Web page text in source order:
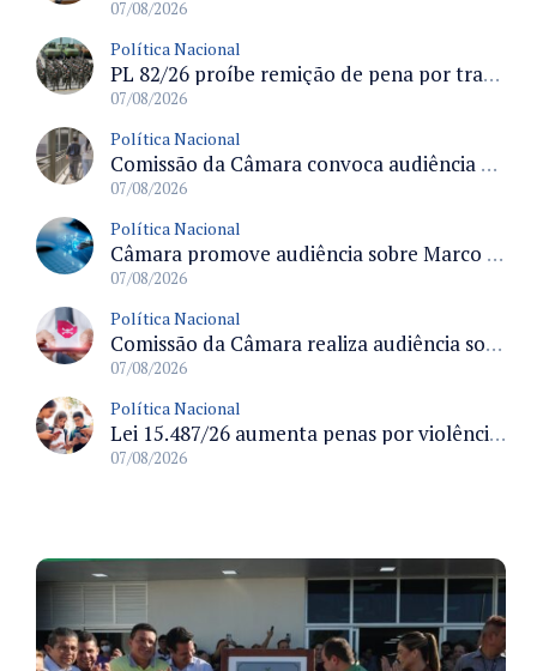
07/08/2026
Política Nacional
PL 82/26 proíbe remição de pena por trabalho em funções militares para condenados por crimes contra o Estado Democrático de Direito
07/08/2026
Política Nacional
Comissão da Câmara convoca audiência para discutir misoginia nas escolas e universidades após divulgação de listas misóginas
07/08/2026
Política Nacional
Câmara promove audiência sobre Marco de Fomento à Economia Digital e impactos da inteligência artificial
07/08/2026
Política Nacional
Comissão da Câmara realiza audiência sobre apostas online para medir o tamanho do mercado ilegal
07/08/2026
Política Nacional
Lei 15.487/26 aumenta penas por violência sexual digital contra crianças e adolescentes e autoriza ronda virtual para investigação
07/08/2026